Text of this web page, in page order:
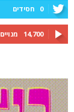
0 חסידים
14,700 מנויים